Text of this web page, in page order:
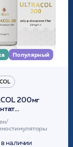
Популярный
200мг
на основе
наличии